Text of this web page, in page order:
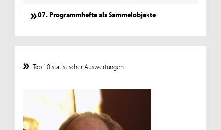
07. Programmhefte als Sammelobjekte
Top 10 statistischer Auswertungen